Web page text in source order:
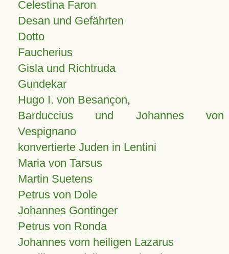
Celestina Faron
Desan und Gefährten
Dotto
Faucherius
Gisla und Richtruda
Gundekar
Hugo I. von Besançon,
Barduccius und Johannes von
Vespignano
konvertierte Juden in Lentini
Maria von Tarsus
Martin Suetens
Petrus von Dole
Johannes Gontinger
Petrus von Ronda
Johannes vom heiligen Lazarus